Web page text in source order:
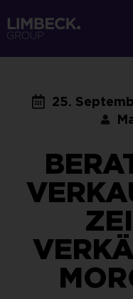
25.